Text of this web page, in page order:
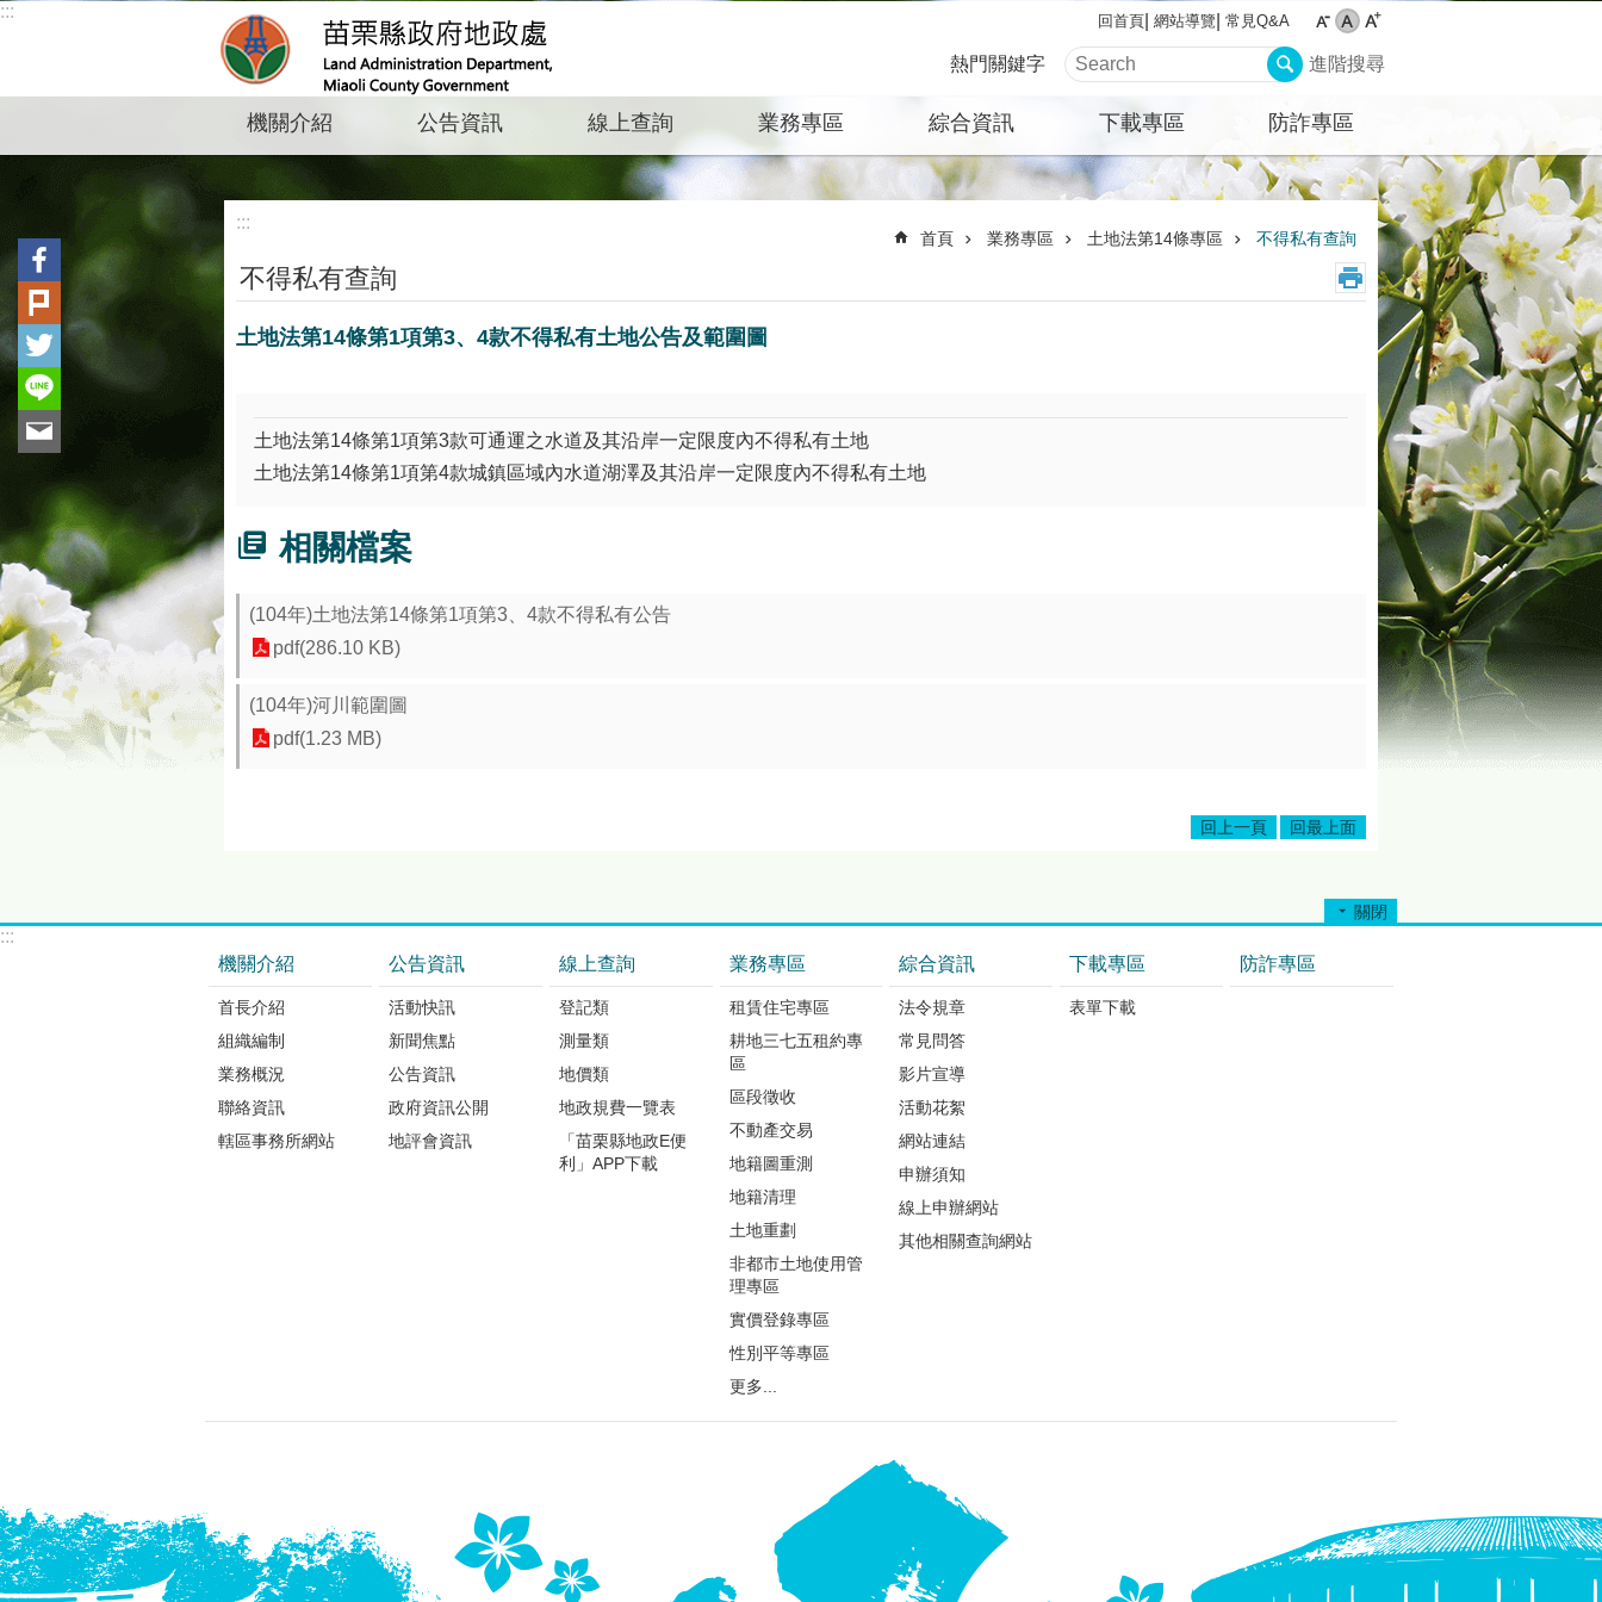
跳到主要內容區塊
::: 回首頁 網站導覽 常見Q&A
熱門關鍵字 進階搜尋
機關介紹 公告資訊 線上查詢 業務專區 綜合資訊 下載專區 防詐專區
:::
首頁 業務專區 土地法第14條專區 不得私有查詢
不得私有查詢
土地法第14條第1項第3、4款不得私有土地公告及範圍圖
土地法第14條第1項第3款可通運之水道及其沿岸一定限度內不得私有土地
土地法第14條第1項第4款城鎮區域內水道湖澤及其沿岸一定限度內不得私有土地
相關檔案
(104年)土地法第14條第1項第3、4款不得私有公告
pdf(286.10 KB)
(104年)河川範圍圖
pdf(1.23 MB)
回上一頁 回最上面
關閉
:::
機關介紹
首長介紹
組織編制
業務概況
聯絡資訊
轄區事務所網站
公告資訊
活動快訊
新聞焦點
公告資訊
政府資訊公開
地評會資訊
線上查詢
登記類
測量類
地價類
地政規費一覽表
「苗栗縣地政E便
利」APP下載
業務專區
租賃住宅專區
耕地三七五租約專
區
區段徵收
不動產交易
地籍圖重測
地籍清理
土地重劃
非都市土地使用管
理專區
實價登錄專區
性別平等專區
更多...
綜合資訊
法令規章
常見問答
影片宣導
活動花絮
網站連結
申辦須知
線上申辦網站
其他相關查詢網站
下載專區
表單下載
防詐專區